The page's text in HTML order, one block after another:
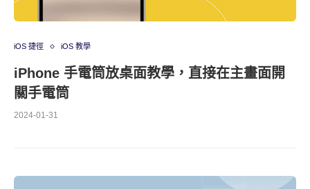
iOS 捷徑 iOS 教學
iPhone 手電筒放桌面教學，直接在主畫面開
關手電筒
2024-01-31